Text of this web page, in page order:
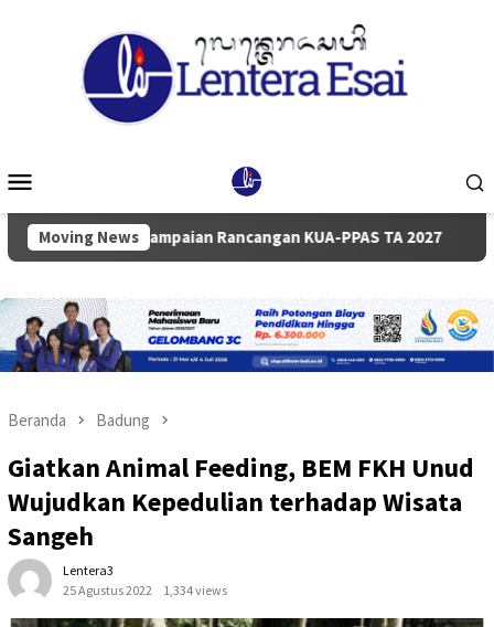
Mobile
Moving News
Penyampaian Rancangan KUA-PPAS TA 2027 Pemkab
Beranda Badung
Giatkan Animal Feeding, BEM FKH Unud
Wujudkan Kepedulian terhadap Wisata
Sangeh
Lentera3
25 Agustus 2022
1,334 views